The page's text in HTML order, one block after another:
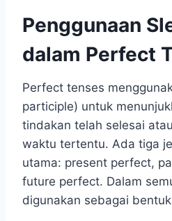
Penggunaan
dalam Perfect
Perfect tenses
participle) untuk
tindakan telah selesai
waktu tertentu. Ada tiga
utama: present perfect,
future perfect. Dalam
digunakan sebagai